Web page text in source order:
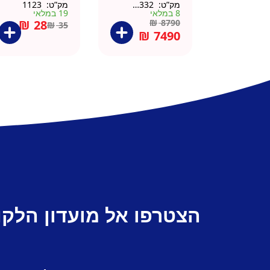
מטר כולל שיש
וכיור
מק”ט:
8 במלאי
₪8790
₪ 7490
מק”ט:
19 במלאי
₪35
₪ 28
הצטרפו אל מועדון